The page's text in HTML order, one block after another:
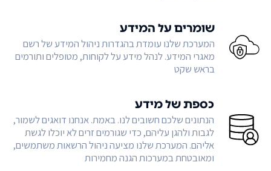
שומרים על המידע
המערכת שלנו עומדת בהגדרות ניהול המידע של רשם
מאגרי המידע. לנהל מידע על לקוחות, מטופלים ותורמים
בראש שקט
כספת של מידע
הנתונים שלכם חשובים לנו. באמת. אנחנו דואגים לשמור,
לגבות ולהגן עליהם, כדי שגורמים זרים לא יוכלו לגשת
אליהם. המערכת שלנו מציעה ניהול הרשאות משתמשים,
ומאובטחת במערכות הגנה מחמירות